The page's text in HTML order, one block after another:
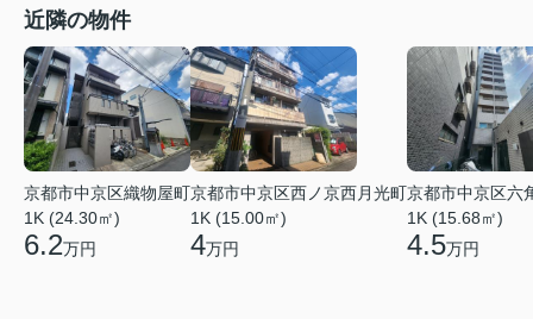
近隣の物件
京都市中京区織物屋町
1K (24.30㎡)
6.2万円
京都市中京区西ノ京西月光町
1K (15.00㎡)
4万円
京都市中京区六
1K (15.68㎡)
4.5万円